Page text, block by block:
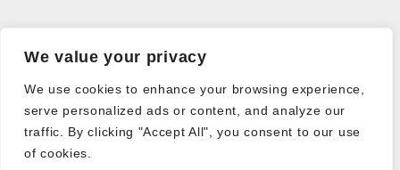
We value your privacy
We use cookies to enhance your browsing experience,
serve personalized ads or content, and analyze our
traffic. By clicking "Accept All", you consent to our use
of cookies.